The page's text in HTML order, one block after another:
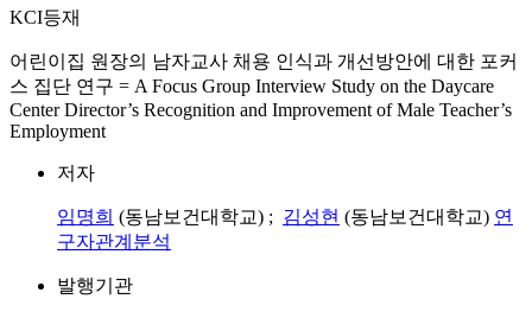
KCI등재
어린이집 원장의 남자교사 채용 인식과 개선방안에 대한 포커
스 집단 연구 = A Focus Group Interview Study on the Daycare
Center Director’s Recognition and Improvement of Male Teacher’s
Employment
저자
임명희 (동남보건대학교) ; 김성현 (동남보건대학교) 연
구자관계분석
발행기관